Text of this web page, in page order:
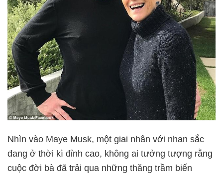
Nhìn vào Maye Musk, một giai nhân với nhan sắc
đang ở thời kì đỉnh cao, không ai tưởng tượng rằng
cuộc đời bà đã trải qua những thăng trầm biến